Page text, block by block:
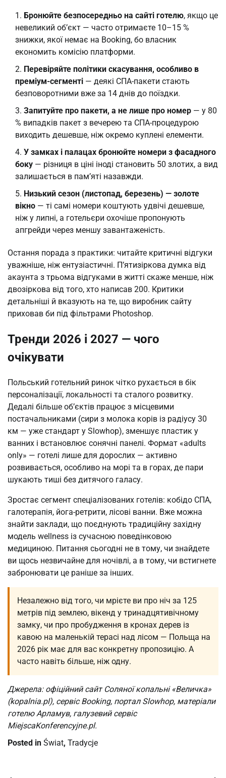
Бронюйте безпосередньо на сайті готелю, якщо це
невеликий об’єкт — часто отримаєте 10–15 %
знижки, якої немає на Booking, бо власник
економить комісію платформи.
Перевіряйте політики скасування, особливо в
преміум-сегменті — деякі СПА-пакети стають
безповоротними вже за 14 днів до поїздки.
Запитуйте про пакети, а не лише про номер — у 80
% випадків пакет з вечерею та СПА-процедурою
виходить дешевше, ніж окремо куплені елементи.
У замках і палацах бронюйте номери з фасадного
боку — різниця в ціні іноді становить 50 злотих, а вид
залишається в пам’яті назавжди.
Низький сезон (листопад, березень) — золоте
вікно — ті самі номери коштують удвічі дешевше,
ніж у липні, а готельєри охочіше пропонують
апгрейди через меншу завантаженість.
Остання порада з практики: читайте критичні відгуки
уважніше, ніж ентузіастичні. П’ятизіркова думка від
акаунта з трьома відгуками в житті скаже менше, ніж
двозіркова від того, хто написав 200. Критики
детальніші й вказують на те, що виробник сайту
приховав би під фільтрами Photoshop.
Тренди 2026 і 2027 — чого
очікувати
Польський готельний ринок чітко рухається в бік
персоналізації, локальності та сталого розвитку.
Дедалі більше об’єктів працює з місцевими
постачальниками (сири з молока корів із радіусу 30
км — уже стандарт у Slowhop), зменшує пластик у
ванних і встановлює сонячні панелі. Формат «adults
only» — готелі лише для дорослих — активно
розвивається, особливо на морі та в горах, де пари
шукають тиші без дитячого галасу.
Зростає сегмент спеціалізованих готелів: кобідо СПА,
галотерапія, йога-ретрити, лісові ванни. Вже можна
знайти заклади, що поєднують традиційну західну
модель wellness із сучасною поведінковою
медициною. Питання сьогодні не в тому, чи знайдете
ви щось незвичайне для ночівлі, а в тому, чи встигнете
забронювати це раніше за інших.
Незалежно від того, чи мрієте ви про ніч за 125
метрів під землею, вікенд у тринадцятивічному
замку, чи про пробудження в кронах дерев із
кавою на маленькій терасі над лісом — Польща на
2026 рік має для вас конкретну пропозицію. А
часто навіть більше, ніж одну.
Джерела: офіційний сайт Соляної копальні «Величка»
(kopalnia.pl), сервіс Booking, портал Slowhop, матеріали
готелю Арламув, галузевий сервіс
MiejscaKonferencyjne.pl.
Posted in Świat, Tradycje